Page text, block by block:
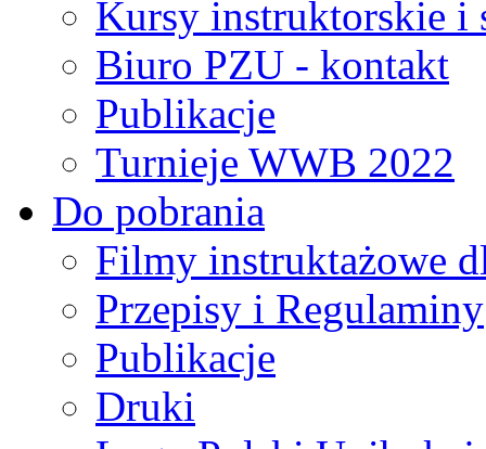
Kursy instruktorskie i
Biuro PZU - kontakt
Publikacje
Turnieje WWB 2022
Do pobrania
Filmy instruktażowe
Przepisy i Regulaminy
Publikacje
Druki